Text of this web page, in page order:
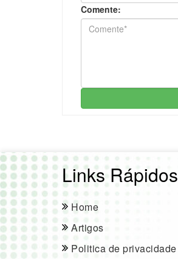
Comente:
Links Rápidos
Home
Artigos
Politica de privacidade